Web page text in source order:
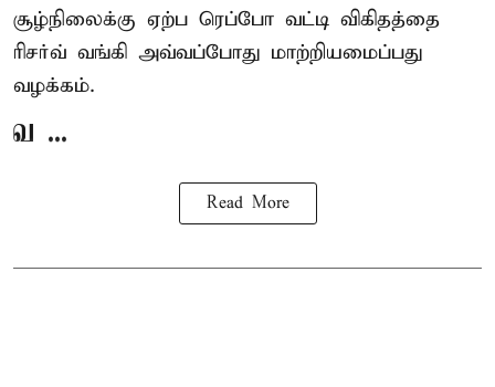
சூழ்நிலைக்கு ஏற்ப ரெப்போ வட்டி விகிதத்தை
ரிசர்வ் வங்கி அவ்வப்போது மாற்றியமைப்பது
வழக்கம்.
வ ...
Read More